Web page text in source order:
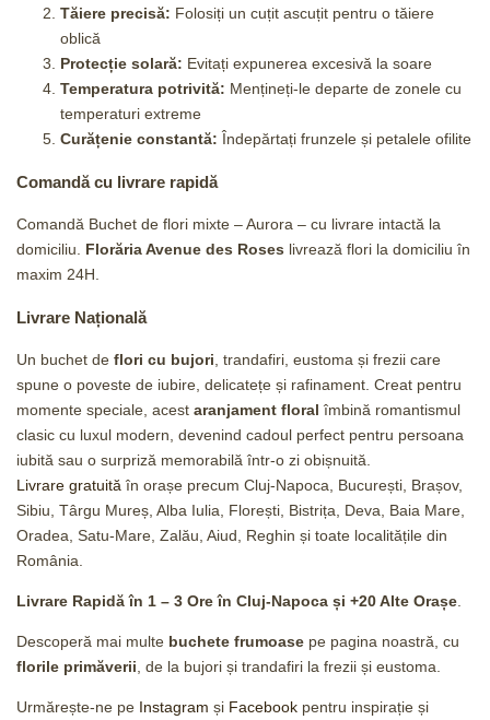
Tăiere precisă: Folosiți un cuțit ascuțit pentru o tăiere
oblică
Protecție solară: Evitați expunerea excesivă la soare
Temperatura potrivită: Mențineți-le departe de zonele cu
temperaturi extreme
Curățenie constantă: Îndepărtați frunzele și petalele ofilite
Comandă cu livrare rapidă
Comandă Buchet de flori mixte – Aurora – cu livrare intactă la
domiciliu. Florăria Avenue des Roses livrează flori la domiciliu în
maxim 24H.
Livrare Națională
Un buchet de flori cu bujori , trandafiri, eustoma și frezii care
spune o poveste de iubire, delicatețe și rafinament. Creat pentru
momente speciale, acest aranjament floral îmbină romantismul
clasic cu luxul modern, devenind cadoul perfect pentru persoana
iubită sau o surpriză memorabilă într-o zi obișnuită.
Livrare gratuită în orașe precum Cluj-Napoca, București, Brașov,
Sibiu, Târgu Mureș, Alba Iulia, Florești, Bistrița, Deva, Baia Mare,
Oradea, Satu-Mare, Zalău, Aiud, Reghin și toate localitățile din
România.
Livrare Rapidă în 1 – 3 Ore în Cluj-Napoca și +20 Alte Orașe
Descoperă mai multe buchete frumoase pe pagina noastră, cu
florile primăverii , de la bujori și trandafiri la frezii și eustoma.
Urmărește-ne pe Instagram și Facebook pentru inspirație și